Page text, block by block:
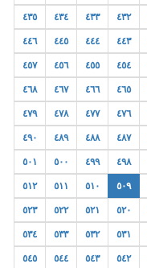
٤٣٢ ٤٣٣ ٤٣٤ ٤٣٥
٤٤٣ ٤٤٤ ٤٤٥ ٤٤٦
٤٥٤ ٤٥٥ ٤٥٦ ٤٥٧
٤٦٥ ٤٦٦ ٤٦٧ ٤٦٨
٤٧٦ ٤٧٧ ٤٧٨ ٤٧٩
٤٨٧ ٤٨٨ ٤٨٩ ٤٩٠
٤٩٨ ٤٩٩ ٥٠٠ ٥٠١
٥٠٩ ٥١٠ ٥١١ ٥١٢
٥٢٠ ٥٢١ ٥٢٢ ٥٢٣
٥٣١ ٥٣٢ ٥٣٣ ٥٣٤
٥٤٢ ٥٤٣ ٥٤٤ ٥٤٥